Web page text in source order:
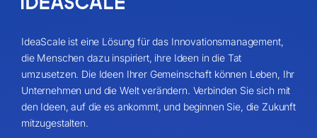
IdeaScale ist eine Lösung für das Innovationsmanagement,
die Menschen dazu inspiriert, ihre Ideen in die Tat
umzusetzen. Die Ideen Ihrer Gemeinschaft können Leben, Ihr
Unternehmen und die Welt verändern. Verbinden Sie sich mit
den Ideen, auf die es ankommt, und beginnen Sie, die Zukunft
mitzugestalten.